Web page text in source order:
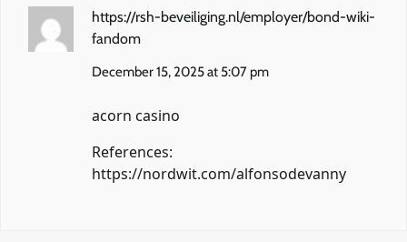
https://rsh-beveiliging.nl/employer/bond-wiki-
fandom
December 15, 2025 at 5:07 pm
acorn casino
References:
https://nordwit.com/alfonsodevanny